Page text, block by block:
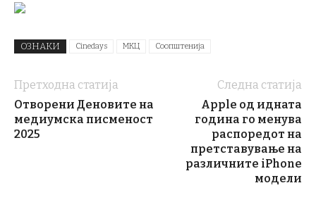
ОЗНАКИ Cinedays МКЦ Соопштенија
Претходна статија
Отворени Деновите на
медиумска писменост
2025
Следна статија
Apple од идната
година го менува
распоредот на
претставување на
различните iPhone
модели